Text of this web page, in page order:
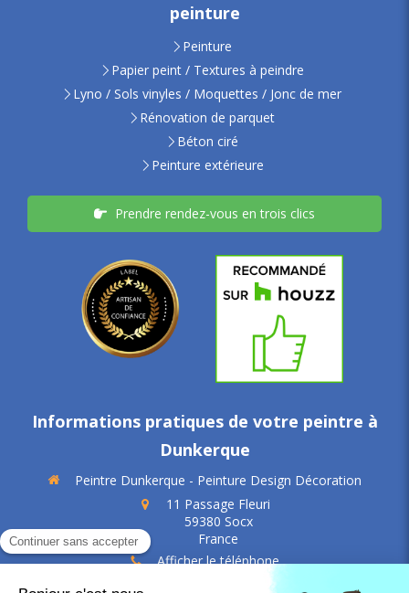
peinture
Peinture
Papier peint / Textures à peindre
Lyno / Sols vinyles / Moquettes / Jonc de mer
Rénovation de parquet
Béton ciré
Peinture extérieure
Prendre rendez-vous en trois clics
Informations pratiques de votre peintre à
Dunkerque
Peintre Dunkerque - Peinture Design Décoration
11 Passage Fleuri
59380 Socx
France
Afficher le téléphone
SIREN: 479 882 623